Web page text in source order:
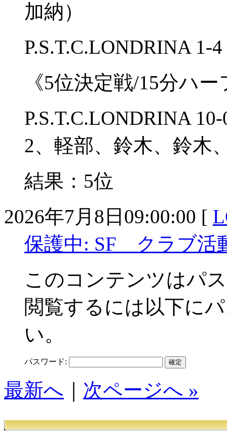
加納）
P.S.T.C.LONDRINA
《5位決定戦/15分ハー
P.S.T.C.LONDRINA
2、軽部、鈴木、鈴木
結果：5位
2026年7月8日09:00:00 [
保護中: SF クラブ活
このコンテンツはパ
閲覧するには以下に
い。
パスワード:
最新へ 次ページへ »